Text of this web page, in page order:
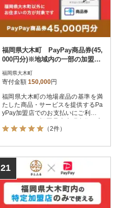
福岡県大木町 PayPay商品券(45,
000円分)※地域内の一部の加盟店
福岡県大木町
寄付金額 150,000円
福岡県大木町の地場産品の基準を満
たした商品・サービスを提供するPa
yPay加盟店でのお支払いにご利用い
はPayPay商品券を受け取れませんの
（2件）
21